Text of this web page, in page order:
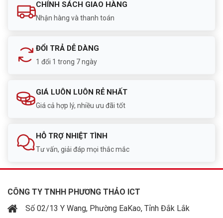
CHÍNH SÁCH GIAO HÀNG
Nhận hàng và thanh toán
ĐỔI TRẢ DỄ DÀNG
1 đổi 1 trong 7 ngày
GIÁ LUÔN LUÔN RẺ NHẤT
Giá cả hợp lý, nhiều ưu đãi tốt
HỖ TRỢ NHIỆT TÌNH
Tư vấn, giải đáp mọi thắc mắc
CÔNG TY TNHH PHƯƠNG THẢO ICT
Số 02/13 Y Wang, Phường EaKao, Tỉnh Đắk Lắk